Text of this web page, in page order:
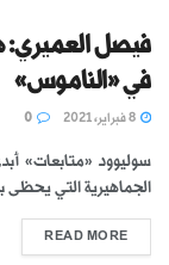
فيصل العميري:
في «الناموس»
سوليوود «متابعات»
الجماهيرية التي يحظى
READ MORE